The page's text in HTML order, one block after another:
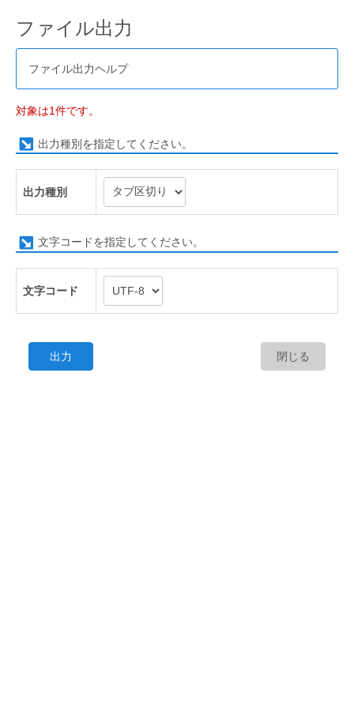
ファイル出力
ファイル出力ヘルプ
対象は1件です。
出力種別を指定してください。
出力種別
文字コードを指定してください。
文字コード